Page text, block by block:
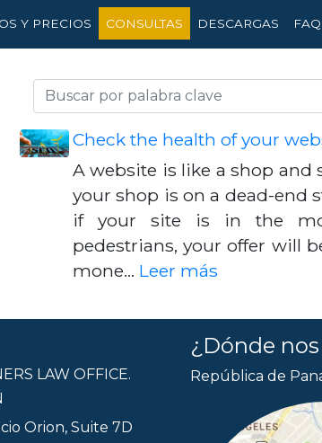
Y PRECIOS CONSULTAS DESCARGAS FAQ
Check the health of your
A website is like a shop and
your shop is on a dead-end
if your site is in the
pedestrians, your offer will
mone… Leer más
LAW OFFICE.
Orion, Suite 7D
¿Dónde
República de